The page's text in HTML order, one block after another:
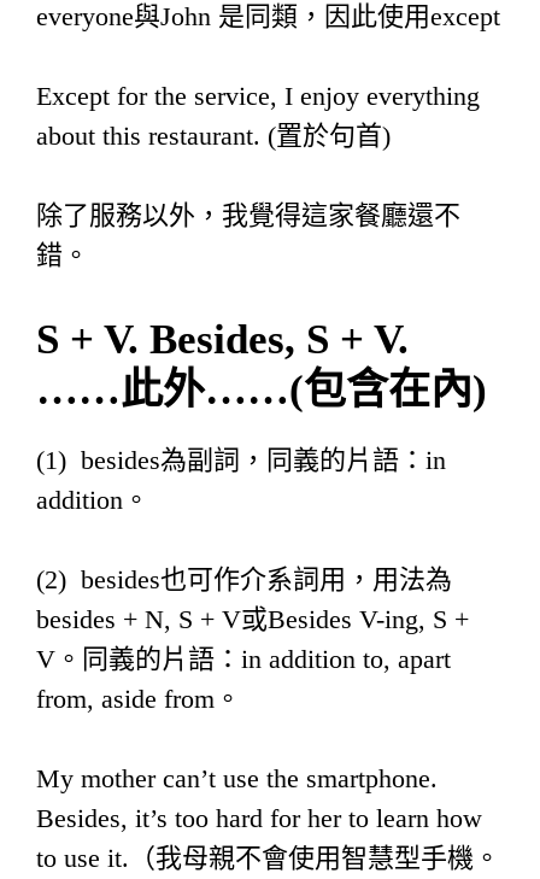
everyone與John 是同類，因此使用except
Except for the service, I enjoy everything
about this restaurant. (置於句首)
除了服務以外，我覺得這家餐廳還不
錯。
S + V. Besides, S + V.
……此外……(包含在內)
(1) besides為副詞，同義的片語：in
addition。
(2) besides也可作介系詞用，用法為
besides + N, S + V或Besides V-ing, S +
V。同義的片語：in addition to, apart
from, aside from。
My mother can’t use the smartphone.
Besides, it’s too hard for her to learn how
to use it.（我母親不會使用智慧型手機。